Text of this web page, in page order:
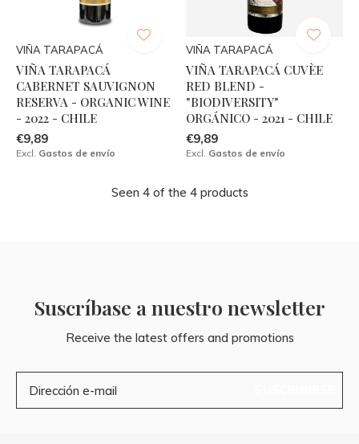
VIÑA TARAPACÁ
VIÑA TARAPACÁ
CABERNET SAUVIGNON
RESERVA - ORGANIC WINE
- 2022 - CHILE
€9,89
Excl. Gastos de envío
VIÑA TARAPACÁ
VIÑA TARAPACÁ CUVÈE
RED BLEND -
"BIODIVERSITY"
ORGÁNICO - 2021 - CHILE
€9,89
Excl. Gastos de envío
Seen 4 of the 4 products
Suscríbase a nuestro newsletter
Receive the latest offers and promotions